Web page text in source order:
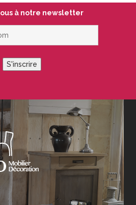
à notre newsletter
S'inscrire